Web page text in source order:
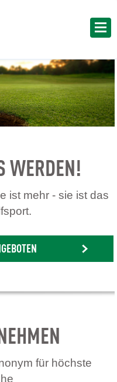
WERDEN!
ist mehr - sie ist das
für höchste